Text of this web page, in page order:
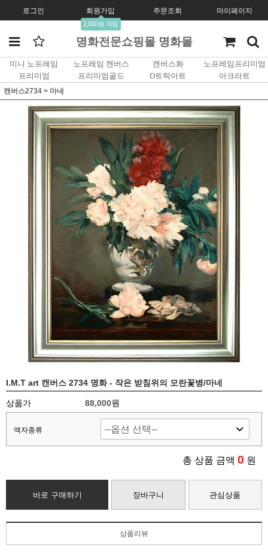
로그인 회원가입
2,000원 적립
주문조회 마이페이지
명화전문쇼핑몰 명화몰
미니 노프레임 노프레임 캔버스 캔버스화
노프레임프리미엄
프리미엄
프리미엄골드 D트릭아트 아크라트
캔버스2734 > 마네
I.M.T art 캔버스 2734 명화 - 작은 받침위의 모란꽃병/마네
상품가 88,000원
액자종류
총 상품 금액 0 원
바로 구매하기 장바구니 관심상품
상품리뷰